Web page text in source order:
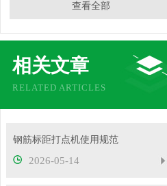
查看全部
相关文章
RELATED ARTICLES
钢筋标距打点机使用规范
2026-05-14